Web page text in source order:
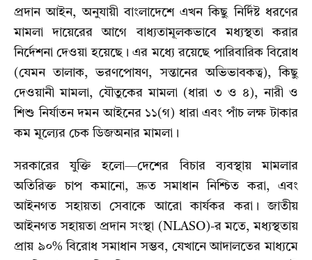
প্রদান আইন, অনুযায়ী বাংলাদেশে এখন কিছু নির্দিষ্ট ধরণের
মামলা দায়েরের আগে বাধ্যতামূলকভাবে মধ্যস্থতা করার
নির্দেশনা দেওয়া হয়েছে। এর মধ্যে রয়েছে পারিবারিক বিরোধ
(যেমন তালাক, ভরণপোষণ, সন্তানের অভিভাবকত্ব), কিছু
দেওয়ানী মামলা, যৌতুকের মামলা (ধারা ৩ ও ৪), নারী ও
শিশু নির্যাতন দমন আইনের ১১(গ) ধারা এবং পাঁচ লক্ষ টাকার
কম মূল্যের চেক ডিজঅনার মামলা।
সরকারের যুক্তি হলো—দেশের বিচার ব্যবস্থায় মামলার
অতিরিক্ত চাপ কমানো, দ্রুত সমাধান নিশ্চিত করা, এবং
আইনগত সহায়তা সেবাকে আরো কার্যকর করা। জাতীয়
আইনগত সহায়তা প্রদান সংস্থা (NLASO)-র মতে, মধ্যস্থতায়
প্রায় ৯০% বিরোধ সমাধান সম্ভব, যেখানে আদালতের মাধ্যমে